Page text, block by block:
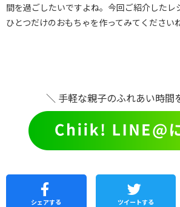
間を過ごしたいですよね。今回ご紹介したレ
ひとつだけのおもちゃを作ってみてくださいね
＼ 手軽な親子のふれあい時間
シェアする ツイートする